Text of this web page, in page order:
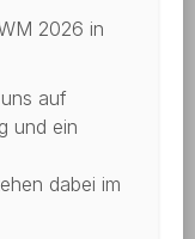
2026 in
auf
und ein
dabei im